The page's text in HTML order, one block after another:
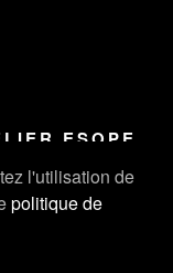
l'utilisation de
politique de
ESOPE